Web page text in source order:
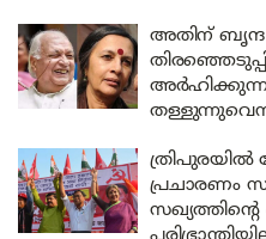
അതിന് ബൃന്ദ
പ്രചാരണം